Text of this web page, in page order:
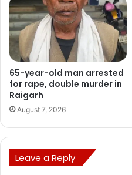
65-year-old man arrested
for rape, double murder in
Raigarh
August 7, 2026
Leave a Reply